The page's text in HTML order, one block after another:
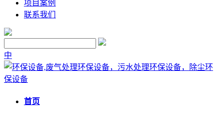
项目案例
联系我们
中
首页